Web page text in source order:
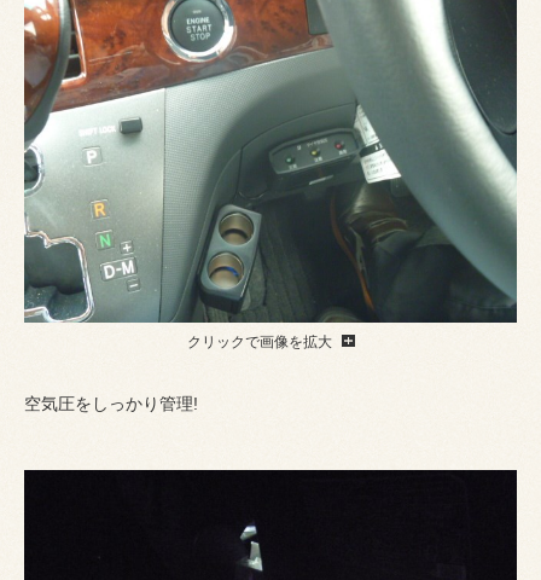
クリックで画像を拡大
空気圧をしっかり管理!